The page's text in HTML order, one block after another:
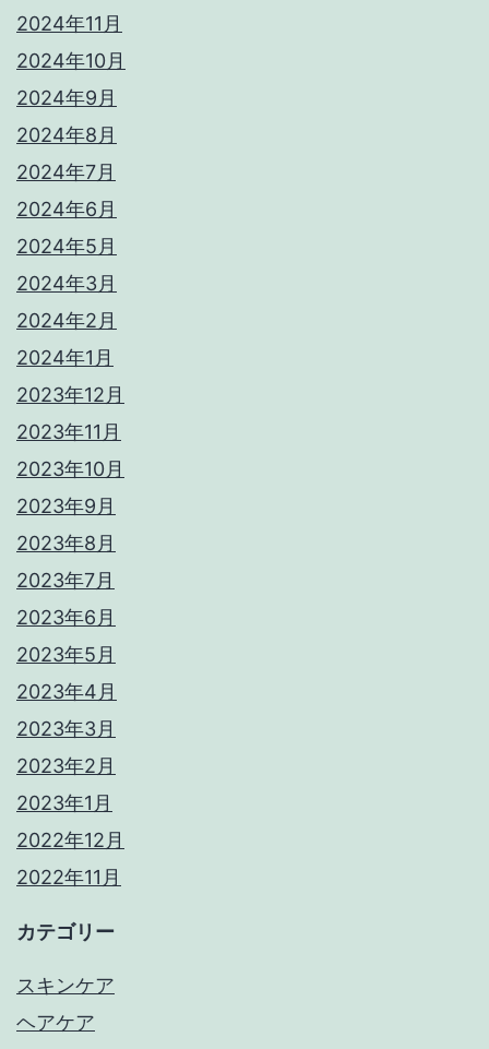
2024年11月
2024年10月
2024年9月
2024年8月
2024年7月
2024年6月
2024年5月
2024年3月
2024年2月
2024年1月
2023年12月
2023年11月
2023年10月
2023年9月
2023年8月
2023年7月
2023年6月
2023年5月
2023年4月
2023年3月
2023年2月
2023年1月
2022年12月
2022年11月
カテゴリー
スキンケア
ヘアケア